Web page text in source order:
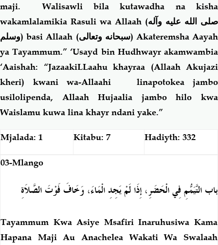
maji. Walisawli bila kutawadha na kisha
wakamlalamikia Rasuli wa Allaah (صلى الله عليه وآله
وسلم) basi Allaah (سبحانه وتعالى) Akateremsha Aayah
ya Tayammum.” ‘Usayd bin Hudhwayr akamwambia
‘Aaishah: “JazaakiLLaahu khayraa (Allaah Akujazi
kheri) kwani wa-Allaahi linapotokea jambo
usilolipenda, Allaah Hujaalia jambo hilo kwa
Waislamu kuwa lina khayr ndani yake.”
Mjalada: 1 Kitabu: 7 Hadiyth: 332
03-Mlango
باب التَّيَمُّمِ فِي الْحَضَرِ، إِذَا لَمْ يَجِدِ الْمَاءَ، وَخَافَ فَوْتَ الصَّلاَةِ
Tayammum Kwa Asiye Msafiri Inaruhusiwa Kama
Hapana Maji Au Anachelea Wakati Wa Swalaah